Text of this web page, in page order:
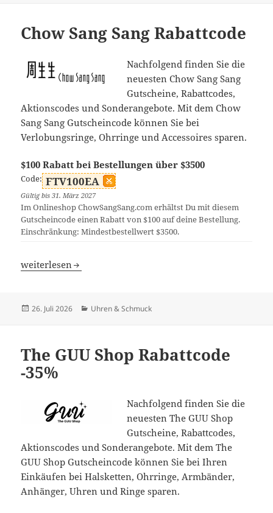
Chow Sang Sang Rabattcode
Nachfolgend finden Sie die
neuesten Chow Sang Sang
Gutscheine, Rabattcodes,
Aktionscodes und Sonderangebote. Mit dem Chow
Sang Sang Gutscheincode können Sie bei
Verlobungsringe, Ohrringe und Accessoires sparen.
$100 Rabatt bei Bestellungen über $3500
Code: FTV100EA
Gültig bis 31. März 2027
Im Onlineshop ChowSangSang.com erhältst Du mit diesem
Gutscheincode einen Rabatt von $100 auf deine Bestellung.
Einschränkung: Mindestbestellwert $3500.
Chow Sang Sang Rabattcode
weiterlesen
Veröffentlicht
26. Juli 2026 Kategorien
Uhren & Schmuck
The GUU Shop Rabattcode
-35%
Nachfolgend finden Sie die
neuesten The GUU Shop
Gutscheine, Rabattcodes,
Aktionscodes und Sonderangebote. Mit dem The
GUU Shop Gutscheincode können Sie bei Ihren
Einkäufen bei Halsketten, Ohrringe, Armbänder,
Anhänger, Uhren und Ringe sparen.